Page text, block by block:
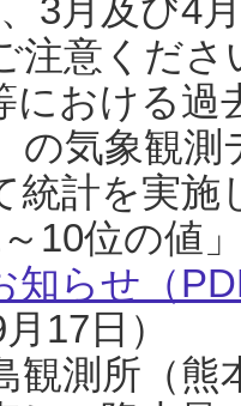
3月及び4
注意くだ
における過
の気象観
統計を実
10位の値
知らせ（
17日）
観測所（熊